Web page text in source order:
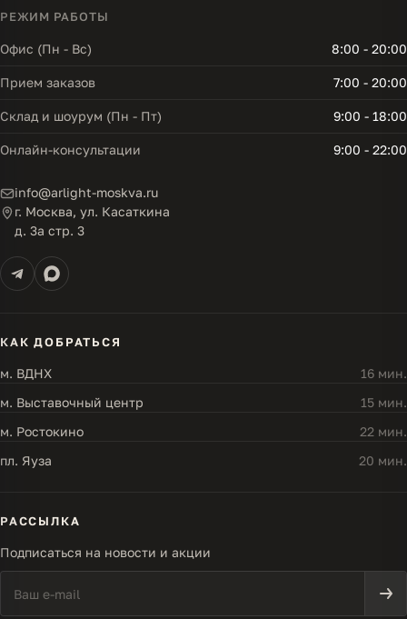
РЕЖИМ РАБОТЫ
Офис (Пн - Вс) 8:00 - 20:00
Прием заказов 7:00 - 20:00
Склад и шоурум (Пн - Пт) 9:00 - 18:00
Онлайн-консультации 9:00 - 22:00
info@arlight-moskva.ru
г. Москва, ул. Касаткина
д. 3а стр. 3
КАК ДОБРАТЬСЯ
м. ВДНХ
16 мин.
м. Выставочный центр
15 мин.
м. Ростокино
22 мин.
пл. Яуза
20 мин.
РАССЫЛКА
Подписаться на новости и акции